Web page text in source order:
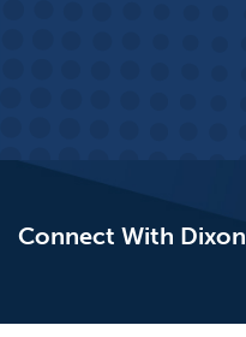
Connect With Dixon